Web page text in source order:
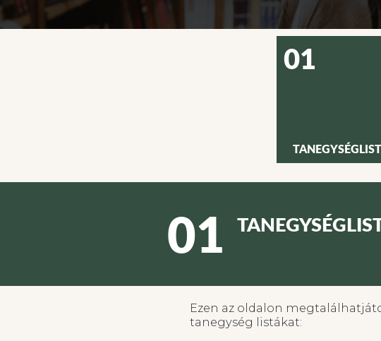
01
01
Ezen az oldalon
tanegység listákat: